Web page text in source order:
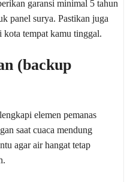
garansi minimal 5 tahun
panel surya. Pastikan juga
kota tempat kamu tinggal.
(backup
elemen pemanas
saat cuaca mendung
agar air hangat tetap